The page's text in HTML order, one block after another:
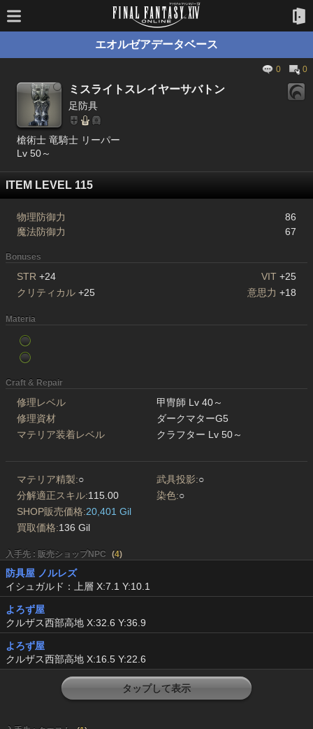
エオルゼアデータベース
0 0
ミスライトスレイヤーサバトン
足防具
槍術士 竜騎士 リーパー
Lv 50～
ITEM LEVEL 115
物理防御力
86
魔法防御力
67
Bonuses
STR +24 VIT +25
クリティカル +25 意思力 +18
Materia
Craft & Repair
修理レベル
甲冑師 Lv 40～
修理資材
ダークマターG5
マテリア装着レベル
クラフター Lv 50～
マテリア精製:○ 武具投影:○
分解適正スキル:115.00 染色:○
SHOP販売価格:20,401 Gil
買取価格:136 Gil
入手先 : 販売ショップNPC (4)
防具屋 ノルレズ
イシュガルド：上層 X:7.1 Y:10.1
よろず屋
クルザス西部高地 X:32.6 Y:36.9
よろず屋
クルザス西部高地 X:16.5 Y:22.6
タップして表示